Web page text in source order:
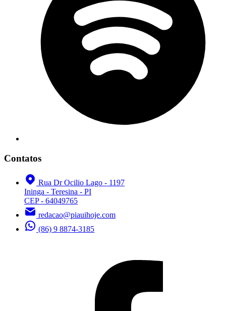
Contatos
Rua Dr Ocilio Lago - 1197
Ininga - Teresina - PI
CEP - 64049765
redacao@piauihoje.com
(86) 9 8874-3185